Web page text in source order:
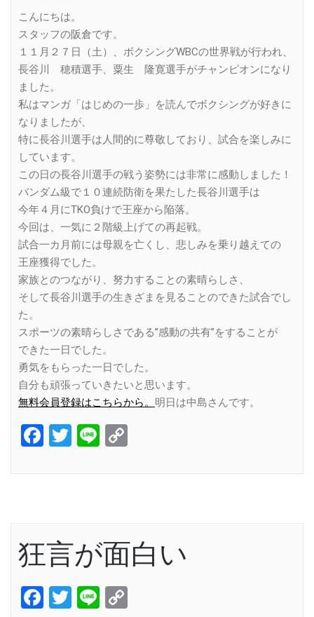
こんにちは。
スタッフの阪倉です。
１１月２７日（土）、ボクシングWBCの世界戦が行われ、
長谷川 穂積選手、粟生 隆寛選手がチャンピオンになり
ました。
私はマンガ「はじめの一歩」を読んでボクシングが好きに
なりましたが、
特に長谷川選手は人間的に尊敬しており、試合を楽しみに
しています。
この日の長谷川選手の戦う姿勢には非常に感動しました！
バンダム級で１０連続防衛を果たした長谷川選手は
今年４月にTKO負けで王座から陥落。
今回は、一気に２階級上げての再起戦。
試合一カ月前には母親を亡くし、悲しみを乗り越えての
王座獲得でした。
家族とのつながり、努力することの素晴らしさ、
そして長谷川選手の生きざまを見ることのできた試合でし
た。
スポーツの素晴らしさである”感動の共有”をすることが
できた一日でした。
勇気をもらった一日でした。
自分も頑張っていきたいと思います。
無料会員登録はこちらから。 明日は中島さんです。
Facebook
Twitter
Line
狂言が面白い
Facebook
Twitter
Line